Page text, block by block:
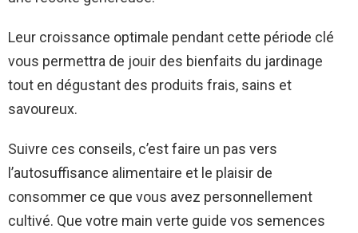
Leur croissance optimale pendant cette période clé
vous permettra de jouir des bienfaits du jardinage
tout en dégustant des produits frais, sains et
savoureux.
Suivre ces conseils, c’est faire un pas vers
l’autosuffisance alimentaire et le plaisir de
consommer ce que vous avez personnellement
cultivé. Que votre main verte guide vos semences